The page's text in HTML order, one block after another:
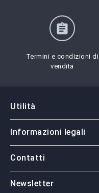
assignment
Termini e condizioni di
vendita
Utilità
Informazioni legali
Contatti
Newsletter